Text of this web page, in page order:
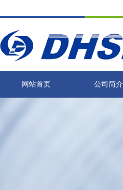
网站首页 公司简介